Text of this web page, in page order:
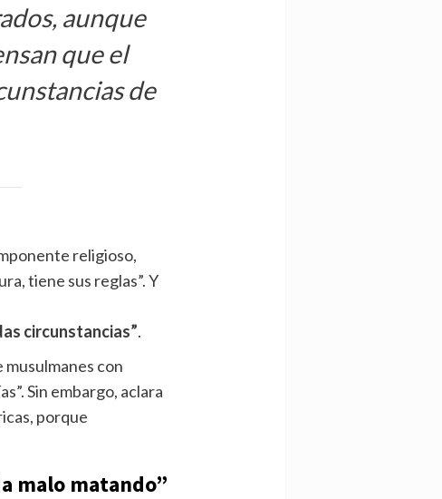
aunque
que el
de
religioso,
tiene sus reglas”. Y
circunstancias”.
con
Sin embargo, aclara
porque
malo matando”